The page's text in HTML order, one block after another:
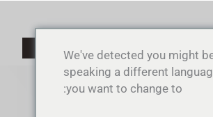
We've detected you might
speaking a different
you want to change to: